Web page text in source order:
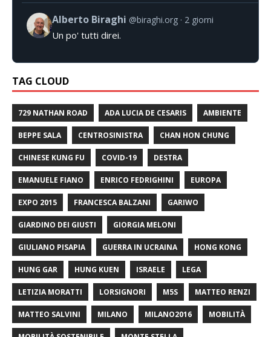
Alberto Biraghi @biraghi.org 2 giorni
Un po' tutti direi.
TAG CLOUD
729 NATHAN ROAD ADA LUCIA DE CESARIS AMBIENTE
BEPPE SALA CENTROSINISTRA CHAN HON CHUNG
CHINESE KUNG FU COVID-19 DESTRA
EMANUELE FIANO ENRICO FEDRIGHINI EUROPA
EXPO 2015 FRANCESCA BALZANI GARIWO
GIARDINO DEI GIUSTI GIORGIA MELONI
GIULIANO PISAPIA GUERRA IN UCRAINA HONG KONG
HUNG GAR HUNG KUEN ISRAELE LEGA
LETIZIA MORATTI LORSIGNORI M5S MATTEO RENZI
MATTEO SALVINI MILANO MILANO2016 MOBILITÀ